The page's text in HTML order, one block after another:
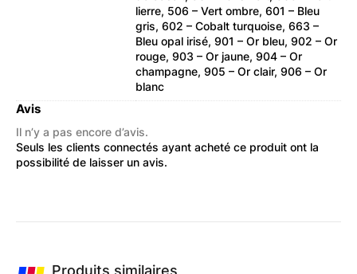
lierre, 506 – Vert ombre, 601 – Bleu
gris, 602 – Cobalt turquoise, 663 –
Bleu opal irisé, 901 – Or bleu, 902 – Or
rouge, 903 – Or jaune, 904 – Or
champagne, 905 – Or clair, 906 – Or
blanc
Avis
Il n’y a pas encore d’avis.
Seuls les clients connectés ayant acheté ce produit ont la
possibilité de laisser un avis.
Produits similaires